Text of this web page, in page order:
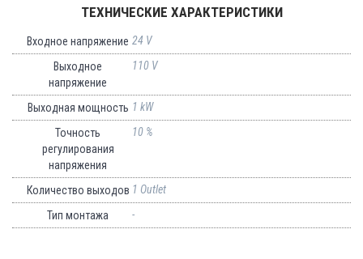
ТЕХНИЧЕСКИЕ ХАРАКТЕРИСТИКИ
Входное напряжение 24 V
Выходное
напряжение
110 V
Выходная мощность 1 kW
Точность
регулирования
напряжения
10 %
Количество выходов 1 Outlet
Тип монтажа
-